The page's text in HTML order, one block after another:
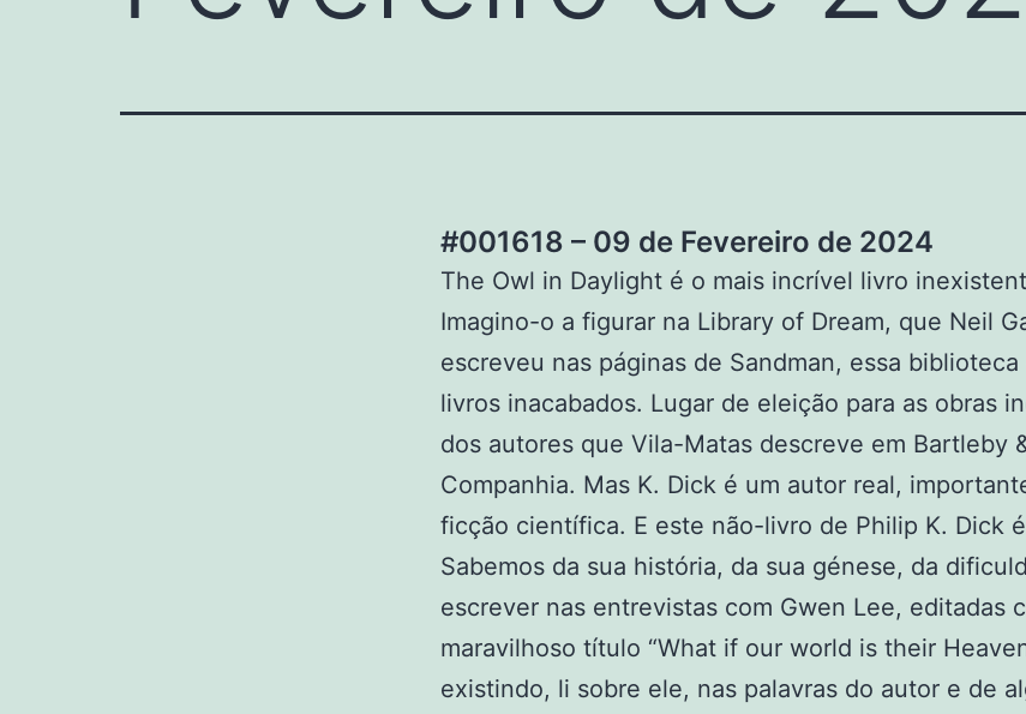
#001618 – 09 de Fevereiro de 2024
The Owl in Daylight é o mais incrível livro
Imagino-o a figurar na Library of Dream, que Neil
escreveu nas páginas de Sandman, essa
livros inacabados. Lugar de eleição para as obras
dos autores que Vila-Matas descreve em Bartleby
Companhia. Mas K. Dick é um autor real,
ficção científica. E este não-livro de Philip K. Dick
Sabemos da sua história, da sua génese, da
escrever nas entrevistas com Gwen Lee, editadas
maravilhoso título “What if our world is their
existindo, li sobre ele, nas palavras do autor e de